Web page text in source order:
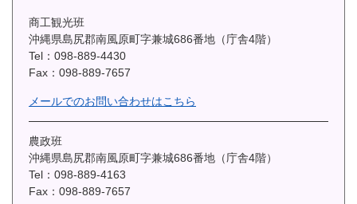
商工観光班
沖縄県島尻郡南風原町字兼城686番地（庁舎4階）
Tel：098-889-4430
Fax：098-889-7657
メールでのお問い合わせはこちら
農政班
沖縄県島尻郡南風原町字兼城686番地（庁舎4階）
Tel：098-889-4163
Fax：098-889-7657